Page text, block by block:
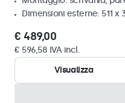
Dimensioni esterne: 511 x
€ 489,00
€ 596,58 IVA incl.
Visualizza